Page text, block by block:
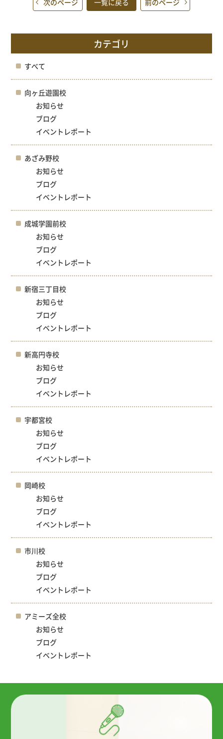
次のページ 一覧に戻る 前のページ
カテゴリ
すべて
向ヶ丘遊園校
お知らせ
ブログ
イベントレポート
あざみ野校
お知らせ
ブログ
イベントレポート
成城学園前校
お知らせ
ブログ
イベントレポート
新宿三丁目校
お知らせ
ブログ
イベントレポート
新高円寺校
お知らせ
ブログ
イベントレポート
宇都宮校
お知らせ
ブログ
イベントレポート
岡崎校
お知らせ
ブログ
イベントレポート
市川校
お知らせ
ブログ
イベントレポート
アミーズ全校
お知らせ
ブログ
イベントレポート